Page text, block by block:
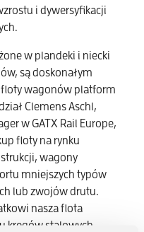
i dywersyfikacji
w plandeki i niecki
są doskonałym
floty wagonów platform
Clemens Aschl,
w GATX Rail Europe,
floty na rynku
wagony
mniejszych typów
lub zwojów drutu.
nasza flota
kręgów stalowych